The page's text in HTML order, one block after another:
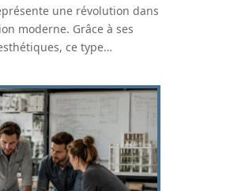
une révolution dans
moderne. Grâce à ses
ce type…